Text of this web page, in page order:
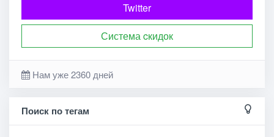
Twitter
Система cкидок
Нам уже 2360 дней
Поиск по тегам